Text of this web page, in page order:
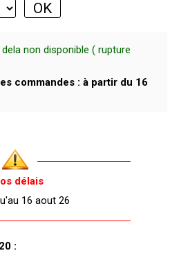
dela non disponible ( rupture
commandes : à partir du 16
délais
16 aout 26
: